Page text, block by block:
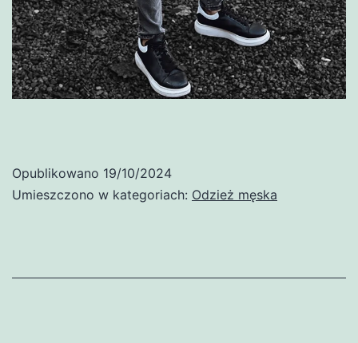
Opublikowano 19/10/2024
Umieszczono w kategoriach: Odzież męska